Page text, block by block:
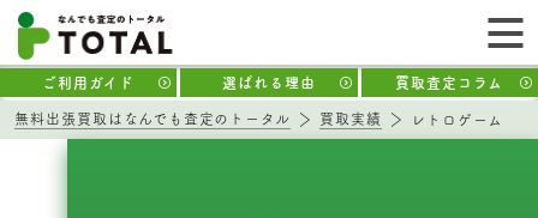
ご利用ガイド 選ばれる理由 買取査定コラム
無料出張買取はなんでも査定のトータル 買取実績 レトロゲーム